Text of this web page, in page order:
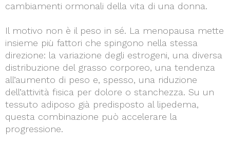
cambiamenti ormonali della vita di una donna.
Il motivo non è il peso in sé. La menopausa mette
insieme più fattori che spingono nella stessa
direzione: la variazione degli estrogeni, una diversa
distribuzione del grasso corporeo, una tendenza
all’aumento di peso e, spesso, una riduzione
dell’attività fisica per dolore o stanchezza. Su un
tessuto adiposo già predisposto al lipedema,
questa combinazione può accelerare la
progressione.